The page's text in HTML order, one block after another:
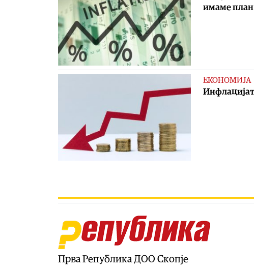
имаме план
ЕКОНОМИЈА
Прва Република ДОО Скопје